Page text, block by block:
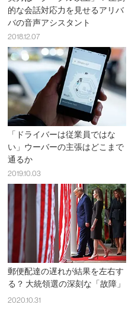
的な会話対応力を見せるアリバ
バの音声アシスタント
2018.12.07
「ドライバーは従業員ではな
い」ウーバーの主張はどこまで
通るか
2019.10.03
郵便配達の遅れが結果を左右す
る？ 大統領選の深刻な「故障」
2020.10.31